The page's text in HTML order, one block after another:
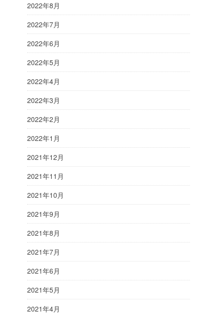
2022年8月
2022年7月
2022年6月
2022年5月
2022年4月
2022年3月
2022年2月
2022年1月
2021年12月
2021年11月
2021年10月
2021年9月
2021年8月
2021年7月
2021年6月
2021年5月
2021年4月